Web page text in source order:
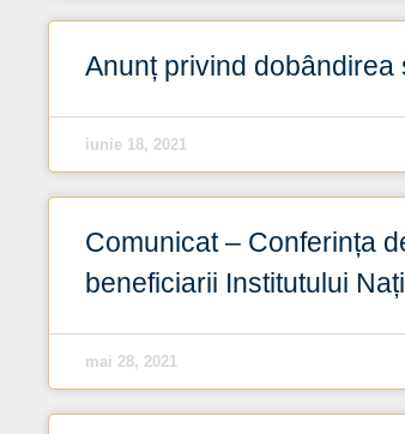
Anunț privind dobândirea
iunie 18, 2021
Comunicat – Conferința
beneficiarii Institutului
mai 28, 2021